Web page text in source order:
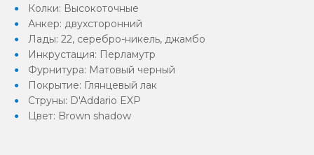
Колки: Высокоточные
Анкер: двухсторонний
Лады: 22, серебро-никель, джамбо
Инкрустация: Перламутр
Фурнитура: Матовый черный
Покрытие: Глянцевый лак
Струны: D'Addario EXP
Цвет: Brown shadow